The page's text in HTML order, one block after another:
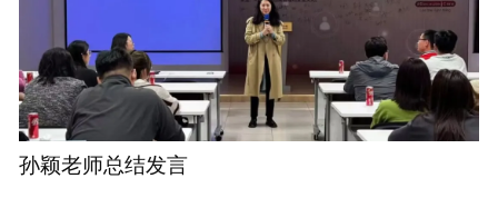
孙颖老师总结发言